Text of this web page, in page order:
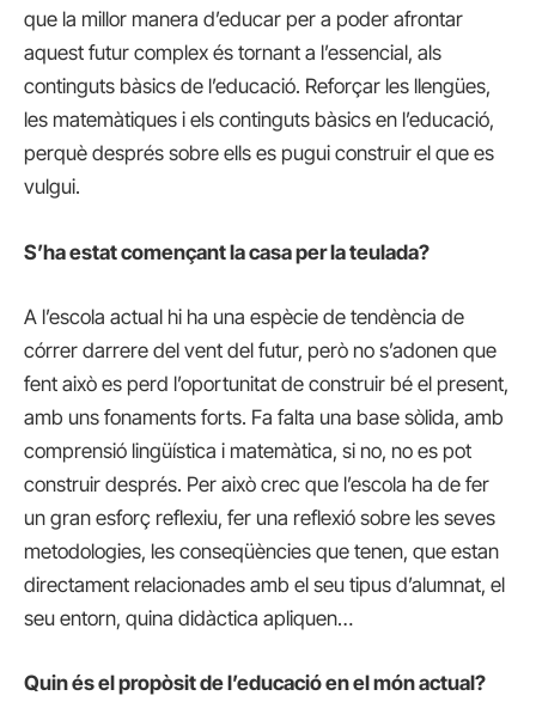
que la millor manera d’educar per a poder afrontar
aquest futur complex és tornant a l’essencial, als
continguts bàsics de l’educació. Reforçar les llengües,
les matemàtiques i els continguts bàsics en l’educació,
perquè després sobre ells es pugui construir el que es
vulgui.
S’ha estat començant la casa per la teulada?
A l’escola actual hi ha una espècie de tendència de
córrer darrere del vent del futur, però no s’adonen que
fent això es perd l’oportunitat de construir bé el present,
amb uns fonaments forts. Fa falta una base sòlida, amb
comprensió lingüística i matemàtica, si no, no es pot
construir després. Per això crec que l’escola ha de fer
un gran esforç reflexiu, fer una reflexió sobre les seves
metodologies, les conseqüències que tenen, que estan
directament relacionades amb el seu tipus d’alumnat, el
seu entorn, quina didàctica apliquen…
Quin és el propòsit de l’educació en el món actual?